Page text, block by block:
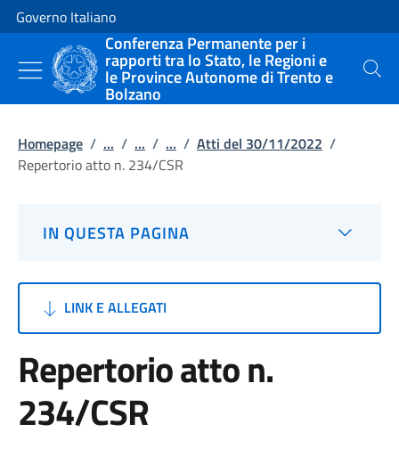
Vai al contenuto
Vai alla navigazione del sito
Governo Italiano
Conferenza Permanente per i
rapporti tra lo Stato, le Regioni e
le Province Autonome di Trento e
Bolzano
Cerca
Homepage / ... / ... / ... / Atti del 30/11/2022 /
Repertorio atto n. 234/CSR
IN QUESTA PAGINA
LINK E ALLEGATI
Repertorio atto n.
234/CSR